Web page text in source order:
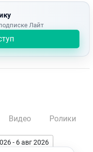
Лайт
Видео Ролики
- 6 авг 2026